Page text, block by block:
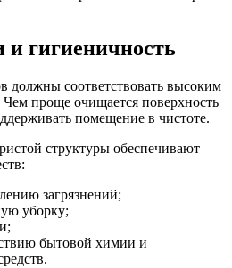
и гигиеничность
должны соответствовать высоким
проще очищается поверхность
помещение в чистоте.
структуры обеспечивают
загрязнений;
уборку;
бытовой химии и